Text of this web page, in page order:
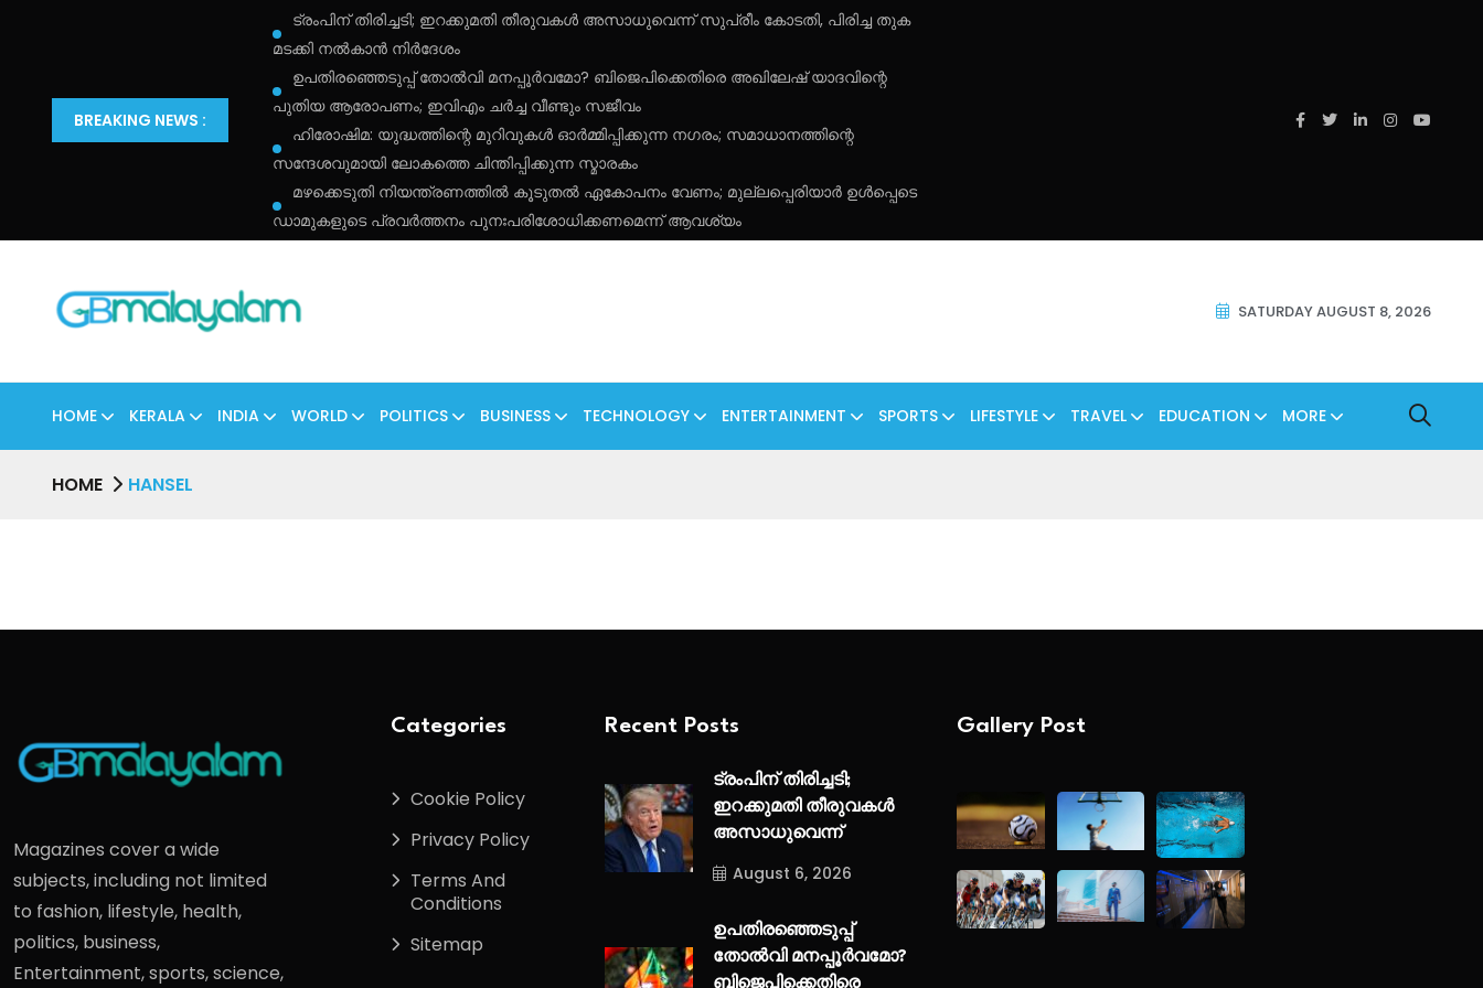
BREAKING NEWS :
ട്രംപിന് തിരിച്ചടി; ഇറക്കുമതി തീരുവകൾ അസാധുവെന്ന് സുപ്രീം കോടതി, പിരിച്ച തുക
മടക്കി നൽകാൻ നിർദേശം
ഉപതിരഞ്ഞെടുപ്പ് തോൽവി മനപ്പൂർവമോ? ബിജെപിക്കെതിരെ അഖിലേഷ് യാദവിന്റെ
പുതിയ ആരോപണം; ഇവിഎം ചർച്ച വീണ്ടും സജീവം
ഹിരോഷിമ: യുദ്ധത്തിന്റെ മുറിവുകൾ ഓർമ്മിപ്പിക്കുന്ന നഗരം; സമാധാനത്തിന്റെ
സന്ദേശവുമായി ലോകത്തെ ചിന്തിപ്പിക്കുന്ന സ്മാരകം
മഴക്കെടുതി നിയന്ത്രണത്തിൽ കൂടുതൽ ഏകോപനം വേണം; മുല്ലപ്പെരിയാർ ഉൾപ്പെടെ
ഡാമുകളുടെ പ്രവർത്തനം പുനഃപരിശോധിക്കണമെന്ന് ആവശ്യം
SATURDAY AUGUST 8, 2026
HOME KERALA INDIA WORLD POLITICS BUSINESS TECHNOLOGY ENTERTAINMENT SPORTS LIFESTYLE TRAVEL EDUCATION MORE
HOME HANSEL
Magazines cover a wide
subjects, including not limited
to fashion, lifestyle, health,
politics, business,
Entertainment, sports, science,
Categories
Cookie Policy
Privacy Policy
Terms And
Conditions
Sitemap
Recent Posts
ട്രംപിന് തിരിച്ചടി;
ഇറക്കുമതി തീരുവകൾ
അസാധുവെന്ന്
August 6, 2026
ഉപതിരഞ്ഞെടുപ്പ്
തോൽവി മനപ്പൂർവമോ?
ബിജെപിക്കെതിരെ
Gallery Post